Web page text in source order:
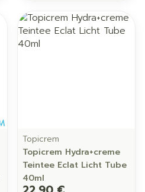
Topicrem
Topicrem Hydra+creme
Teintee Eclat Licht Tube
40ml